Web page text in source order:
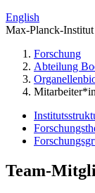
English
Max-Planck-
Forschung
Abteilung
Team-